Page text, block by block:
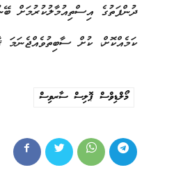
ދުންފަތުގެ އިސްތިއުމާލުކުރުމަށް
ކަމެއްކޮށް، ކުށް
މޯލްޑިވްސް ޕޮލިސް ސާރވިސް